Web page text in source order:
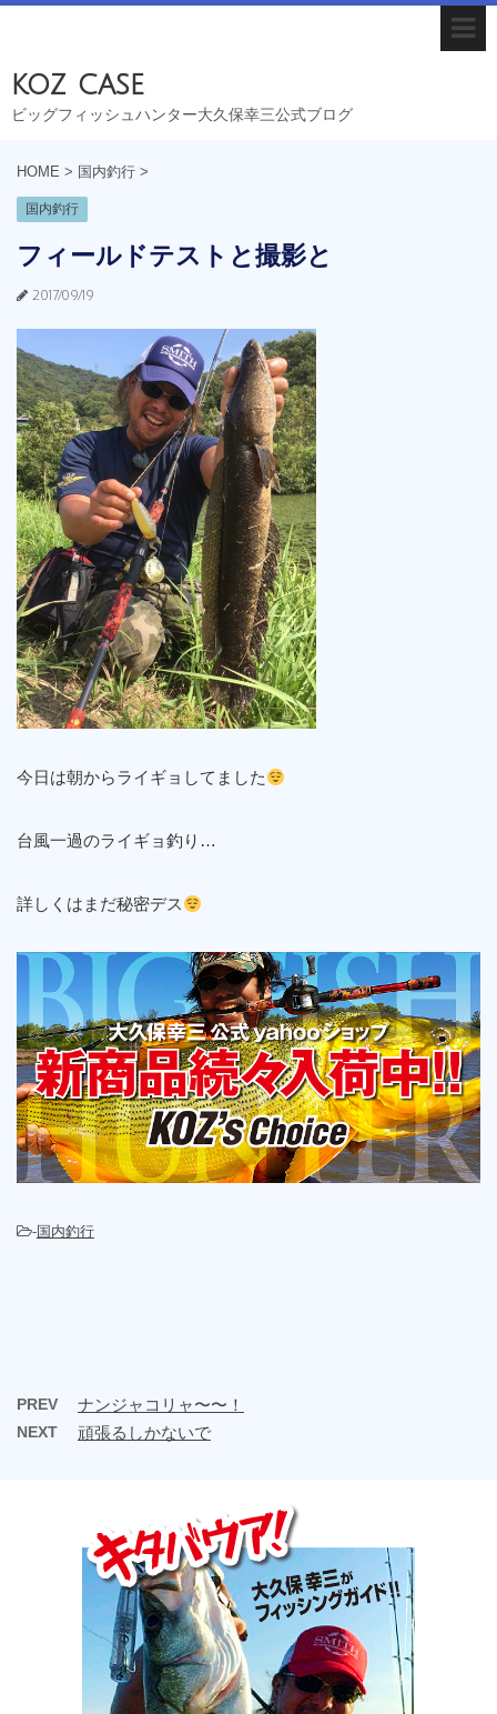
koz case
ビッグフィッシュハンター大久保幸三公式ブログ
HOME > 国内釣行 >
国内釣行
フィールドテストと撮影と
2017/09/19
今日は朝からライギョしてました
台風一過のライギョ釣り…
詳しくはまだ秘密デス
-国内釣行
PREV ナンジャコリャ〜〜！
NEXT 頑張るしかないで